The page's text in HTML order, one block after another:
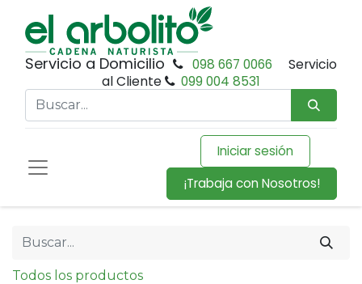
Servicio a Domicilio 098 667 0066
Servicio
al Cliente
099 004 8531
Iniciar sesión
¡Trabaja con Nosotros!
Todos los productos